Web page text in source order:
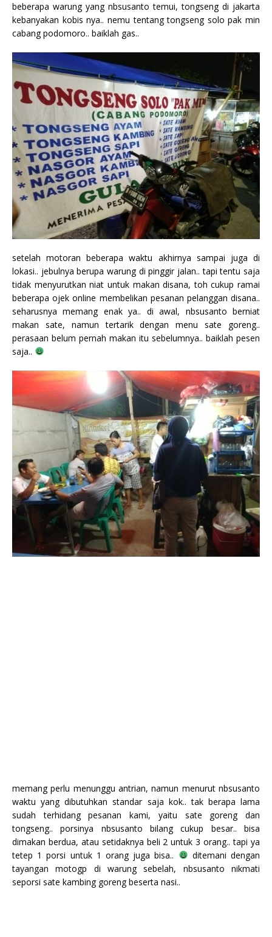
beberapa warung yang nbsusanto temui, tongseng di jakarta
kebanyakan kobis nya.. nemu tentang tongseng solo pak min
cabang podomoro.. baiklah gas..
setelah motoran beberapa waktu akhirnya sampai juga di
lokasi.. jebulnya berupa warung di pinggir jalan.. tapi tentu saja
tidak menyurutkan niat untuk makan disana, toh cukup ramai
beberapa ojek online membelikan pesanan pelanggan disana..
seharusnya memang enak ya.. di awal, nbsusanto berniat
makan sate, namun tertarik dengan menu sate goreng..
perasaan belum pernah makan itu sebelumnya.. baiklah pesen
saja..
memang perlu menunggu antrian, namun menurut nbsusanto
waktu yang dibutuhkan standar saja kok.. tak berapa lama
sudah terhidang pesanan kami, yaitu sate goreng dan
tongseng.. porsinya nbsusanto bilang cukup besar.. bisa
dimakan berdua, atau setidaknya beli 2 untuk 3 orang.. tapi ya
tetep 1 porsi untuk 1 orang juga bisa..
ditemani dengan
tayangan motogp di warung sebelah, nbsusanto nikmati
seporsi sate kambing goreng beserta nasi..